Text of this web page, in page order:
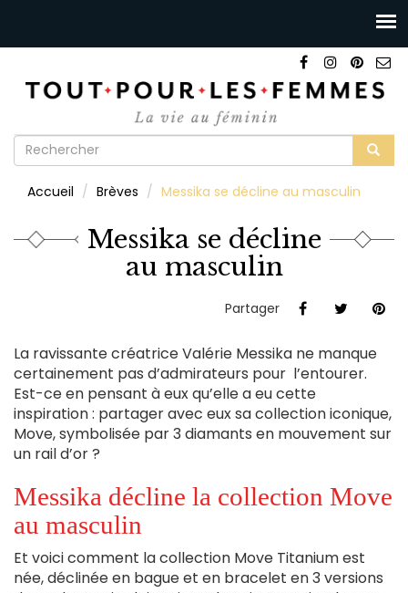
Formulaire
recherche
Accueil Brèves Messika se décline au masculin
Messika se décline
au masculin
Partager
La ravissante créatrice Valérie Messika ne manque
certainement pas d’admirateurs pour l’entourer.
Est-ce en pensant à eux qu’elle a eu cette
inspiration : partager avec eux sa collection iconique,
Move, symbolisée par 3 diamants en mouvement sur
un rail d’or ?
Messika décline la collection Move
au masculin
Et voici comment la collection Move Titanium est
née, déclinée en bague et en bracelet en 3 versions